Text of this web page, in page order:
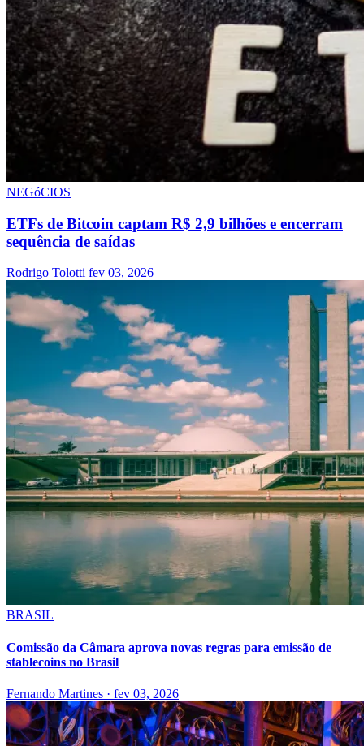
NEGóCIOS
ETFs de Bitcoin captam R$ 2,9 bilhões e encerram
sequência de saídas
Rodrigo Tolotti fev 03, 2026
BRASIL
Comissão da Câmara aprova novas regras para emissão de
stablecoins no Brasil
Fernando Martines · fev 03, 2026